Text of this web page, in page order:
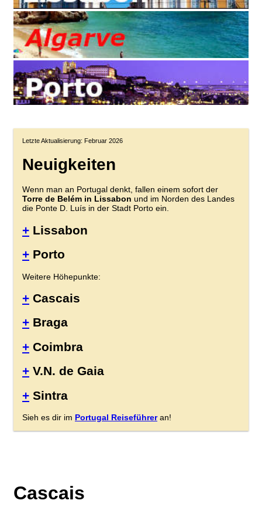
Letzte Aktualisierung: Februar 2026
Neuigkeiten
Wenn man an Portugal denkt, fallen einem sofort der
Torre de Belém in Lissabon und im Norden des Landes
die Ponte D. Luís in der Stadt Porto ein.
+ Lissabon
+ Porto
Weitere Höhepunkte:
+ Cascais
+ Braga
+ Coimbra
+ V.N. de Gaia
+ Sintra
Sieh es dir im Portugal Reiseführeran!
Cascais